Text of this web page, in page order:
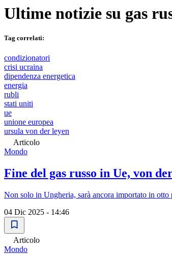
Ultime notizie su gas
Tag correlati:
condizionatori
crisi ucraina
dipendenza energetica
energia
rubli
stati uniti
ue
unione europea
ursula von der leyen
Articolo
Mondo
Fine del gas russo in Ue, von
Non solo in Ungheria, sarà ancora importato in
04 Dic 2025 - 14:46
Articolo
Mondo